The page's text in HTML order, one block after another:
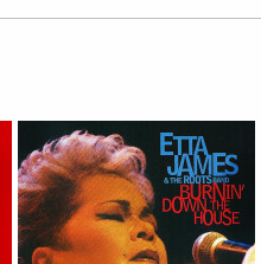
Etta James Etta